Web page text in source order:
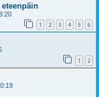
1 2 3 4 5 6
1 2